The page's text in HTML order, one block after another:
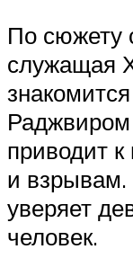
По сюжету
служащая
приводит к
и
уверяет
человек.